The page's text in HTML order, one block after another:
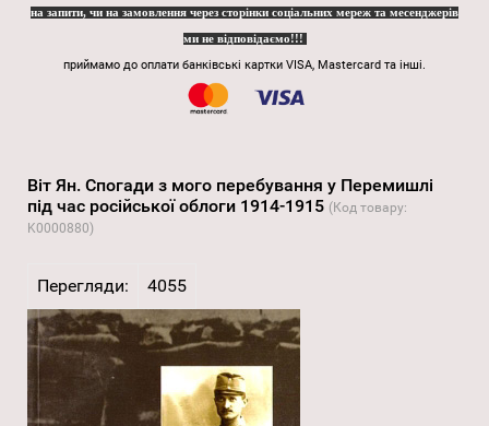
на запити, чи на замовлення через сторінки соціальних мереж та месенджерів
ми не відповідаємо!!!
приймамо до оплати банківські картки VISA, Mastercard та інші.
Віт Ян. Спогади з мого перебування у Перемишлі
під час російської облоги 1914-1915 (Код товару:
K0000880)
Перегляди: 4055